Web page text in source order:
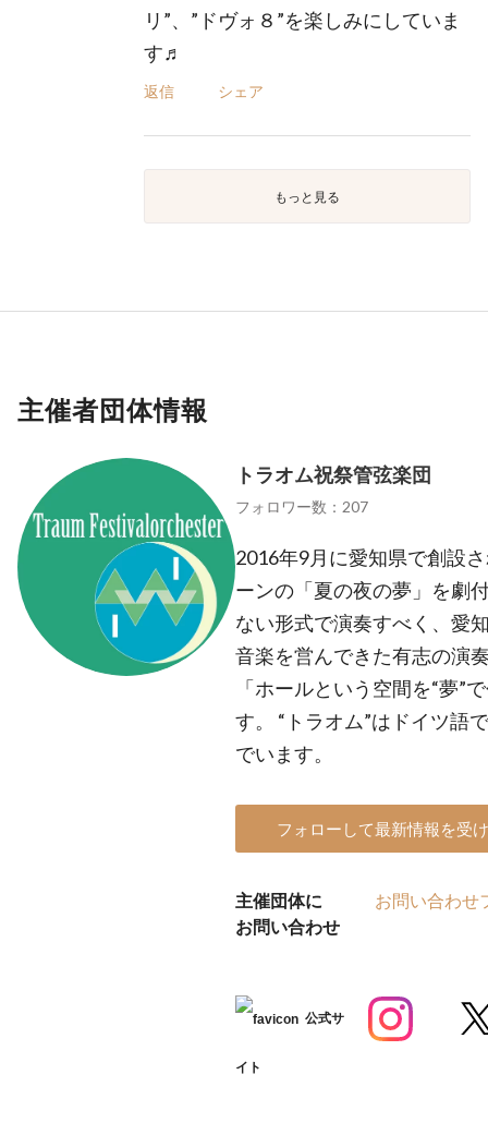
リ”、”ドヴォ８”を楽しみにしていま
す♬
返信 シェア
もっと見る
主催者団体情報
トラオム祝祭管弦楽団
フォロワー数：207
2016年9月に愛知県で創設
ーンの「夏の夜の夢」を劇
ない形式で演奏すべく、愛
音楽を営んできた有志の演
「ホールという空間を“夢”
す。 “トラオム”はドイツ語
でいます。
フォローして最新情報を受
主催団体に
お問い合わせ
お問い合わせ
公式サ
イト